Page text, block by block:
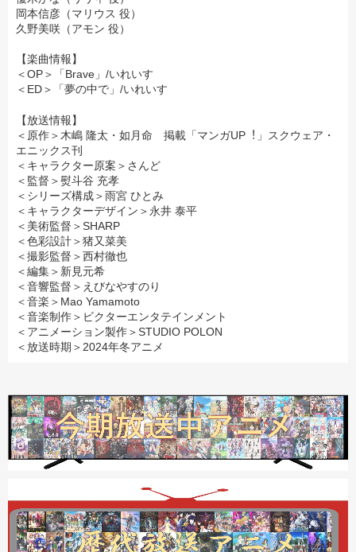
岡本信彦（マリウス 役）
久野美咲（アモン 役）
【楽曲情報】
＜OP＞「Brave」/いれいす
＜ED＞「夢の中で」/いれいす
【放送情報】
＜原作＞木嶋 隆太・如月命 掲載「マンガUP︕」スクウェア・
エニックス刊
＜キャラクター原案＞さんど
＜監督＞熨斗谷 充孝
＜シリーズ構成＞雨宮 ひとみ
＜キャラクターデザイン＞永井 泰平
＜美術監督＞SHARP
＜色彩設計＞猪又菜美
＜撮影監督＞西村徹也
＜編集＞新見元希
＜音響監督＞えびなやすのり
＜音楽＞Mao Yamamoto
＜音楽制作＞ビクターエンタテインメント
＜アニメーション製作＞STUDIO POLON
＜放送時期＞2024年冬アニメ